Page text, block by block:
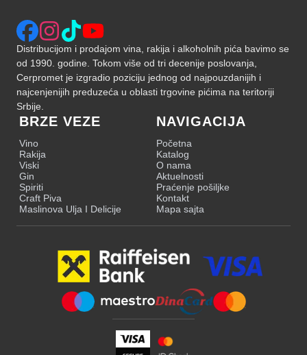
Distribucijom i prodajom vina, rakija i alkoholnih pića bavimo se
od 1990. godine. Tokom više od tri decenije poslovanja,
Cerpromet je izgradio poziciju jednog od najpouzdanijih i
najcenjenijih preduzeća u oblasti trgovine pićima na teritoriji
Srbije.
BRZE VEZE
Vino
Rakija
Viski
Gin
Spiriti
Craft Piva
Maslinova Ulja I Delicije
NAVIGACIJA
Početna
Katalog
O nama
Aktuelnosti
Praćenje pošiljke
Kontakt
Mapa sajta